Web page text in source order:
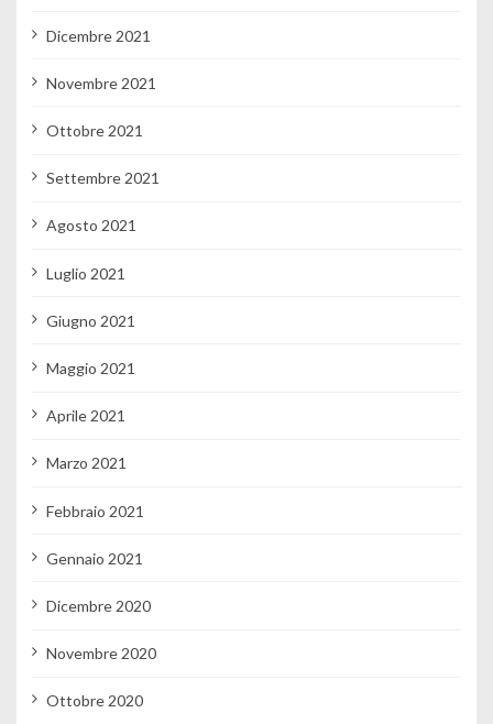
Dicembre 2021
Novembre 2021
Ottobre 2021
Settembre 2021
Agosto 2021
Luglio 2021
Giugno 2021
Maggio 2021
Aprile 2021
Marzo 2021
Febbraio 2021
Gennaio 2021
Dicembre 2020
Novembre 2020
Ottobre 2020